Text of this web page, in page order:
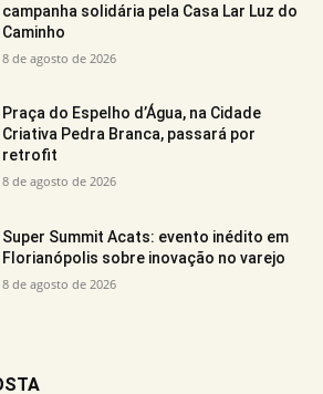
campanha solidária pela Casa Lar Luz do
Caminho
8 de agosto de 2026
Praça do Espelho d’Água, na Cidade
Criativa Pedra Branca, passará por
retrofit
8 de agosto de 2026
Super Summit Acats: evento inédito em
Florianópolis sobre inovação no varejo
8 de agosto de 2026